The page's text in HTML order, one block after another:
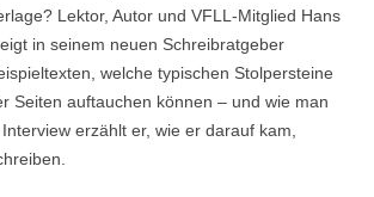
Lektor, Autor und VFLL-Mitglied Hans
in seinem neuen Schreibratgeber
welche typischen Stolpersteine
Seiten auftauchen können – und wie man
erzählt er, wie er darauf kam,